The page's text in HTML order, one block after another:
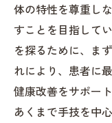
体の特性を尊重し
すことを目指して
を探るために、ま
れにより、患者に
健康改善をサポー
あくまで手技を中